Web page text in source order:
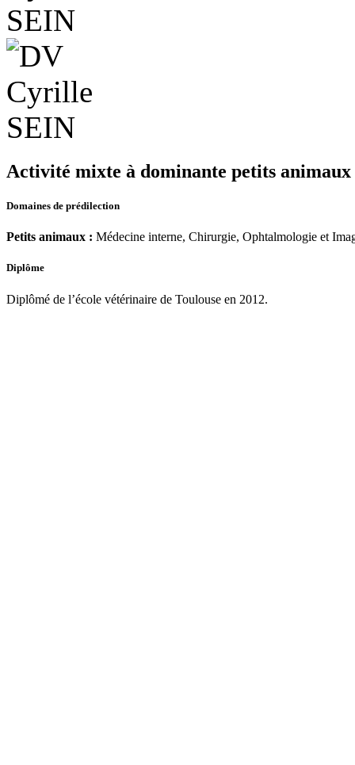
Activité mixte à dominante petits animaux
Domaines de prédilection
Petits animaux : Médecine interne, Chirurgie, Ophtalmologie et
Diplôme
Diplômé de l’école vétérinaire de Toulouse en 2012.